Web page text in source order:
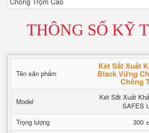
THÔNG SỐ KỸ
Tên sản phẩm
Két Sắt Xuất
Black Vững
Chống
Model
Két Sắt Xuất
SAFES
Trọng lượng
300